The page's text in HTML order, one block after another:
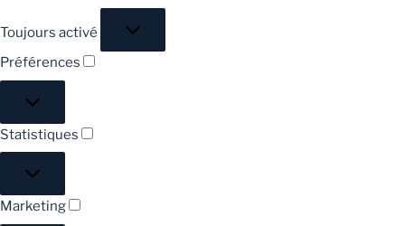
Toujours activé
Préférences
Statistiques
Marketing